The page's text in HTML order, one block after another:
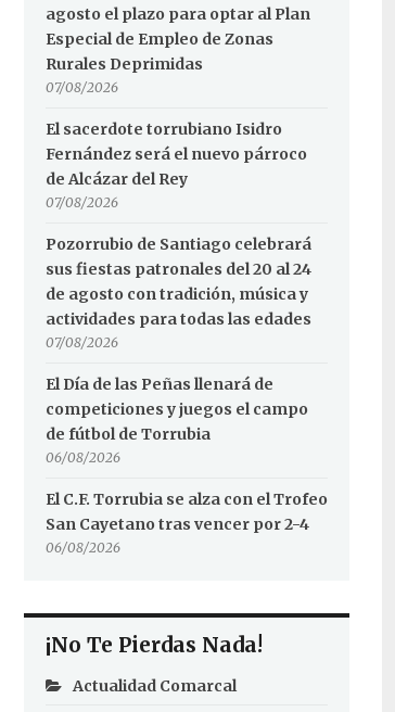
agosto el plazo para optar al Plan
Especial de Empleo de Zonas
Rurales Deprimidas
07/08/2026
El sacerdote torrubiano Isidro
Fernández será el nuevo párroco
de Alcázar del Rey
07/08/2026
Pozorrubio de Santiago celebrará
sus fiestas patronales del 20 al 24
de agosto con tradición, música y
actividades para todas las edades
07/08/2026
El Día de las Peñas llenará de
competiciones y juegos el campo
de fútbol de Torrubia
06/08/2026
El C.F. Torrubia se alza con el Trofeo
San Cayetano tras vencer por 2-4
06/08/2026
¡No Te Pierdas Nada!
Actualidad Comarcal